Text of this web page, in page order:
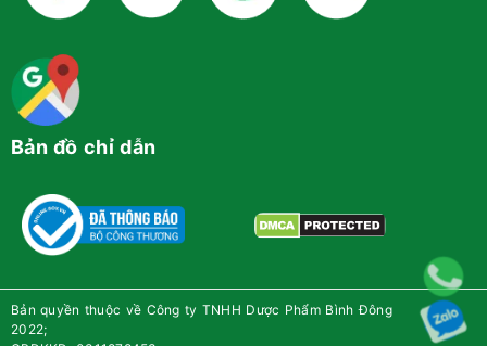
Bản đồ chỉ dẫn
Bản quyền thuộc về Công ty TNHH Dược Phẩm Bình Đông
2022;